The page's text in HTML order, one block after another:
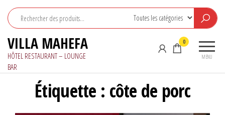
contenu
VILLA MAHEFA
HÔTEL RESTAURANT – LOUNGE
BAR
MENU
0
Étiquette : côte de porc